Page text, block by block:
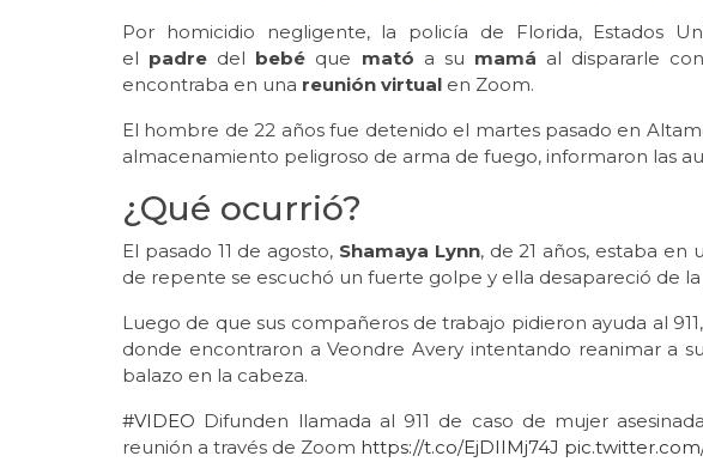
Por homicidio negligente, la policía de Florida, Estados
el padre del bebé que mató a su mamá al dispararle
encontraba en una reunión virtual en Zoom.
El hombre de 22 años fue detenido el martes pasado en
almacenamiento peligroso de arma de fuego, informaron las
¿Qué ocurrió?
El pasado 11 de agosto, Shamaya Lynn, de 21 años, estaba en
de repente se escuchó un fuerte golpe y ella desapareció de
Luego de que sus compañeros de trabajo pidieron ayuda al
donde encontraron a Veondre Avery intentando reanimar a
balazo en la cabeza.
#VIDEO Difunden llamada al 911 de caso de mujer
reunión a través de Zoom https://t.co/EjDIIMj74J